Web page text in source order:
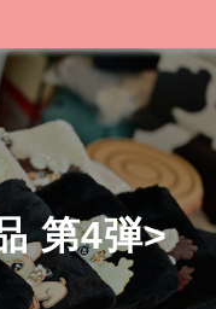
第4弾>